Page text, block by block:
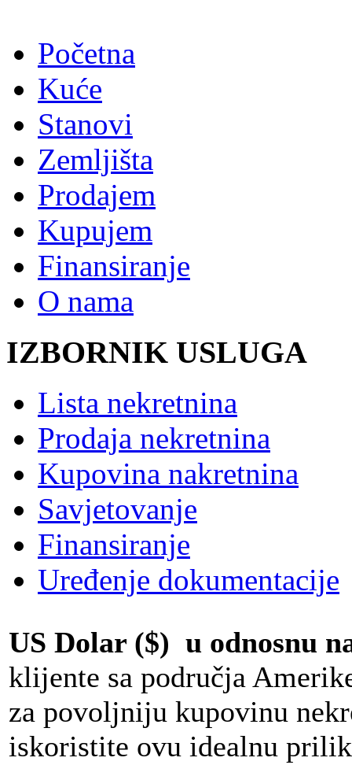
Početna
Kuće
Stanovi
Zemljišta
Prodajem
Kupujem
Finansiranje
O nama
IZBORNIK USLUGA
Lista nekretnina
Prodaja nekretnina
Kupovina nakretnina
Savjetovanje
Finansiranje
Uređenje dokumentacije
US Dolar ($) u odnosnu
klijente sa područja
za povoljniju kupovinu
iskoristite ovu idealnu